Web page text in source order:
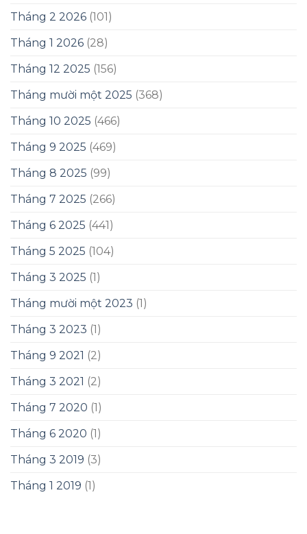
Tháng 2 2026 (101)
Tháng 1 2026 (28)
Tháng 12 2025 (156)
Tháng mười một 2025 (368)
Tháng 10 2025 (466)
Tháng 9 2025 (469)
Tháng 8 2025 (99)
Tháng 7 2025 (266)
Tháng 6 2025 (441)
Tháng 5 2025 (104)
Tháng 3 2025 (1)
Tháng mười một 2023 (1)
Tháng 3 2023 (1)
Tháng 9 2021 (2)
Tháng 3 2021 (2)
Tháng 7 2020 (1)
Tháng 6 2020 (1)
Tháng 3 2019 (3)
Tháng 1 2019 (1)